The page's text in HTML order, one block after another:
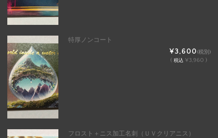
特厚ノンコート
¥3,600(税別)
( 税込 ¥3,960 )
フロスト＋ニス加工名刺（ＵＶクリアニス）